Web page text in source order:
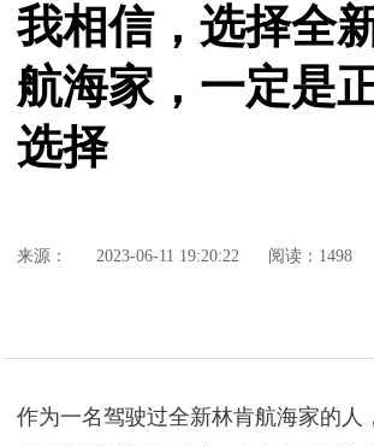
我相信，选择全
航海家，一定是
选择
来源： 2023-06-11 19:20:22 阅读：1498
作为一名驾驶过全新林肯航海家的人